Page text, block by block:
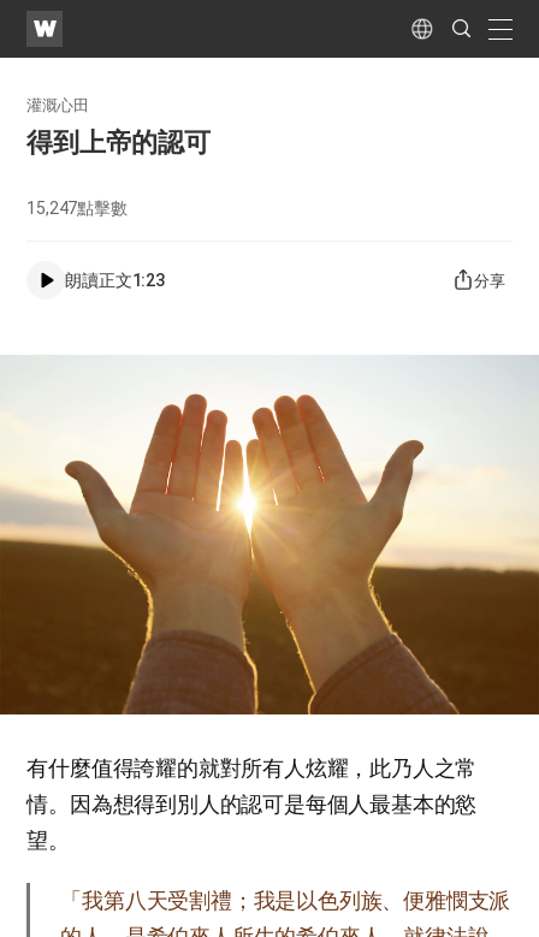
WATV
Language
Search
Submit
灌溉心田
得到上帝的認可
15,247點擊數
朗讀正文1:23 分享
有什麼值得誇耀的就對所有人炫耀，此乃人之常
情。因為想得到別人的認可是每個人最基本的慾
望。
「我第八天受割禮；我是以色列族、便雅憫支派